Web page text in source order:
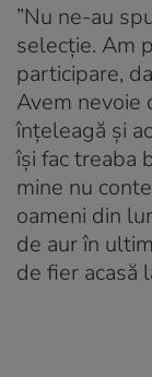
”Nu ne-au
selecție. Am
participare,
Avem nevoie
înțeleagă și
își fac treaba
mine nu
oameni din
de aur în
de fier acasă